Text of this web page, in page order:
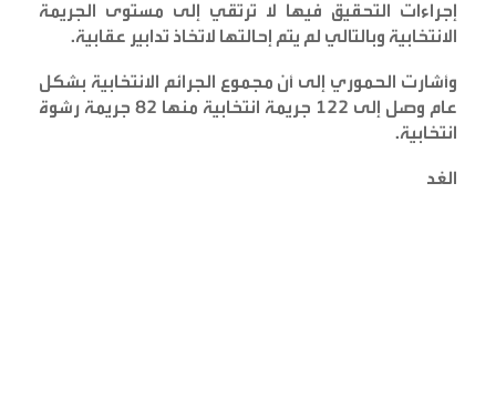
إجراءات التحقيق فيها لا ترتقي إلى مستوى الجريمة
الانتخابية وبالتالي لم يتم إحالتها لاتخاذ تدابير عقابية.
وأشارت الحموري إلى أن مجموع الجرائم الانتخابية بشكل
عام وصل إلى 122 جريمة انتخابية منها 82 جريمة رشوة
انتخابية.
الغد